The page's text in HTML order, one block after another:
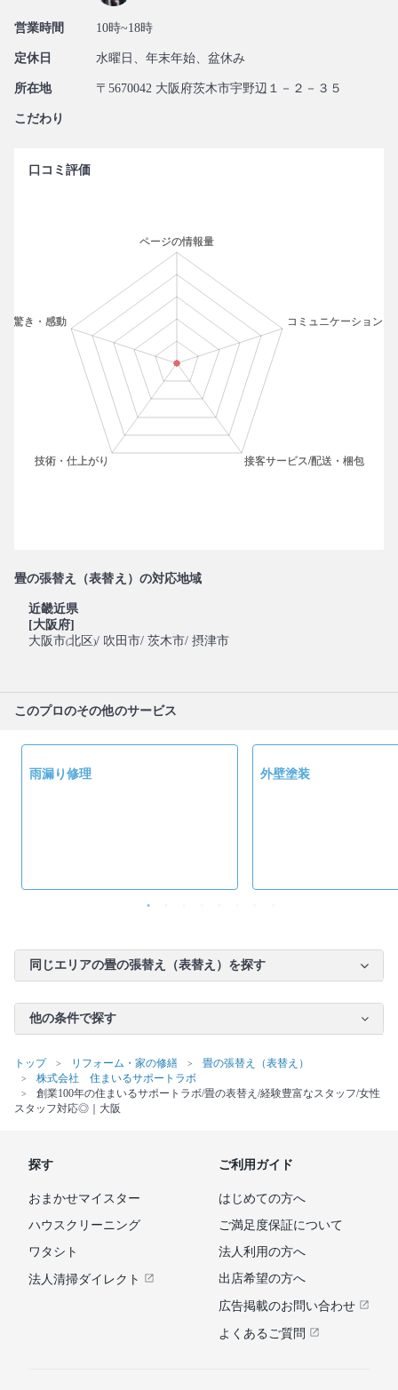
営業時間 10時~18時
定休日 水曜日、年末年始、盆休み
所在地 〒5670042 大阪府茨木市宇野辺１－２－３５
こだわり
口コミ評価
畳の張替え（表替え）の対応地域
近畿近県
[大阪府]
大阪市(北区)/ 吹田市/ 茨木市/ 摂津市
このプロのその他のサービス
雨漏り修理 外壁塗装
同じエリアの畳の張替え（表替え）を探す
他の条件で探す
トップ リフォーム・家の修繕
畳の張替え（表替え）
株式会社 住まいるサポートラボ
創業100年の住まいるサポートラボ/畳の表替え/経験豊富なスタッフ/女性
スタッフ対応◎｜大阪
探す
おまかせマイスター
ハウスクリーニング
ワタシト
法人清掃ダイレクト
ご利用ガイド
はじめての方へ
ご満足度保証について
法人利用の方へ
出店希望の方へ
広告掲載のお問い合わせ
よくあるご質問